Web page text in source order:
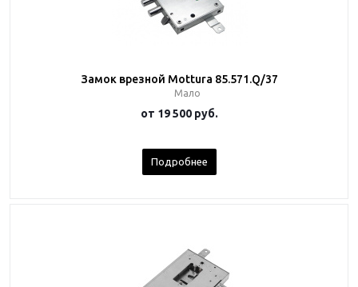
Замок врезной Mottura 85.571.Q/37
Мало
от 19 500 руб.
Подробнее